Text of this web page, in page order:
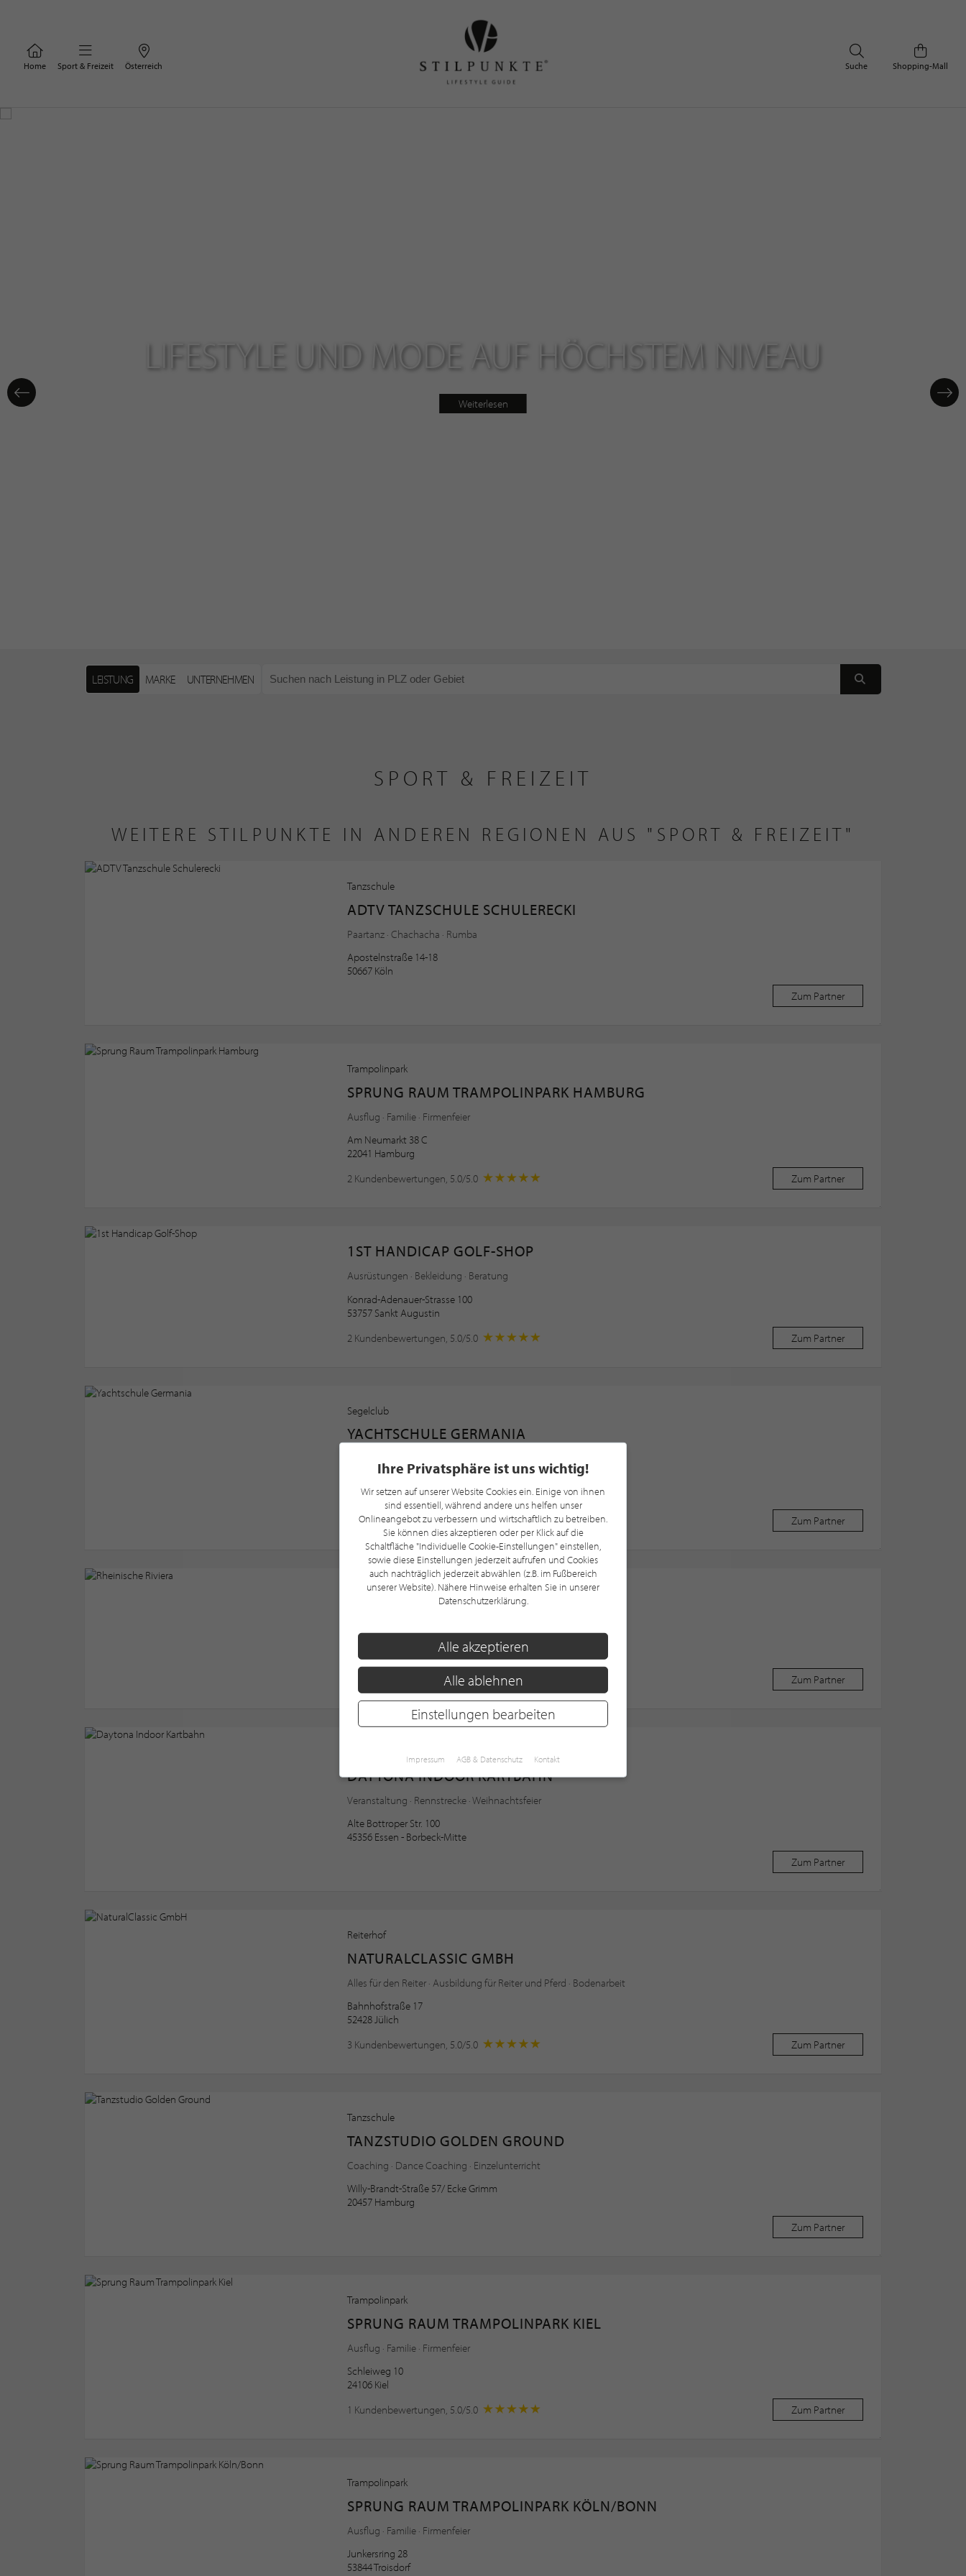
Home Sport & Freizeit Österreich Shopping-Mall
Suche
LIFESTYLE UND MODE AUF HÖCHSTEM NIVEAU
Weiterlesen
LEISTUNG MARKE UNTERNEHMEN
SPORT & FREIZEIT
WEITERE STILPUNKTE IN ANDEREN REGIONEN AUS "SPORT & FREIZEIT"
Tanzschule
ADTV TANZSCHULE SCHULERECKI
Paartanz · Chachacha · Rumba
Apostelnstraße 14-18
50667 Köln
Zum Partner
Trampolinpark
SPRUNG RAUM TRAMPOLINPARK HAMBURG
Ausflug · Familie · Firmenfeier
Am Neumarkt 38 C
22041 Hamburg
2 Kundenbewertungen, 5.0/5.0
Zum Partner
1ST HANDICAP GOLF-SHOP
Ausrüstungen · Bekleidung · Beratung
Konrad-Adenauer-Strasse 100
53757 Sankt Augustin
2 Kundenbewertungen, 5.0/5.0
Zum Partner
Segelclub
YACHTSCHULE GERMANIA
50968 Köln
Zum Partner
RHEINISCHE RIVIERA
53604 Bad Honnef
Zum Partner
DAYTONA INDOOR KARTBAHN
Veranstaltung · Rennstrecke · Weihnachtsfeier
Alte Bottroper Str. 100
45356 Essen - Borbeck-Mitte
Zum Partner
Reiterhof
NATURALCLASSIC GMBH
Alles für den Reiter · Ausbildung für Reiter und Pferd · Bodenarbeit
Bahnhofstraße 17
52428 Jülich
3 Kundenbewertungen, 5.0/5.0
Zum Partner
Tanzschule
TANZSTUDIO GOLDEN GROUND
Coaching · Dance Coaching · Einzelunterricht
Willy-Brandt-Straße 57/ Ecke Grimm
20457 Hamburg
Zum Partner
Trampolinpark
SPRUNG RAUM TRAMPOLINPARK KIEL
Ausflug · Familie · Firmenfeier
Schleiweg 10
24106 Kiel
1 Kundenbewertungen, 5.0/5.0
Zum Partner
Trampolinpark
SPRUNG RAUM TRAMPOLINPARK KÖLN/BONN
Ausflug · Familie · Firmenfeier
Junkersring 28
53844 Troisdorf
Ihre Privatsphäre ist uns wichtig!
Wir setzen auf unserer Website Cookies ein. Einige von ihnen
sind essentiell, während andere uns helfen unser
Onlineangebot zu verbessern und wirtschaftlich zu betreiben.
Sie können dies akzeptieren oder per Klick auf die
Schaltfläche "Individuelle Cookie-Einstellungen" einstellen,
sowie diese Einstellungen jederzeit aufrufen und Cookies
auch nachträglich jederzeit abwählen (z.B. im Fußbereich
unserer Website). Nähere Hinweise erhalten Sie in unserer
Datenschutzerklärung.
Alle akzeptieren
Alle ablehnen
Einstellungen bearbeiten
Impressum AGB & Datenschutz Kontakt